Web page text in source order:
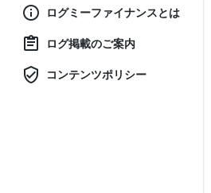
ログミーファイナンスとは
ログ掲載のご案内
コンテンツポリシー